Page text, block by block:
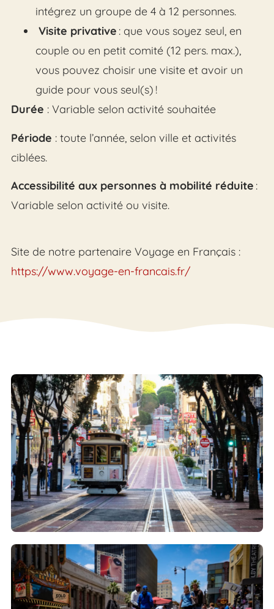
intégrez un groupe de 4 à 12 personnes.
Visite privative : que vous soyez seul, en
couple ou en petit comité (12 pers. max.),
vous pouvez choisir une visite et avoir un
guide pour vous seul(s) !
Durée : Variable selon activité souhaitée
Période : toute l’année, selon ville et activités
ciblées.
Accessibilité aux personnes à mobilité réduite :
Variable selon activité ou visite.
Site de notre partenaire Voyage en Français :
https://www.voyage-en-francais.fr/